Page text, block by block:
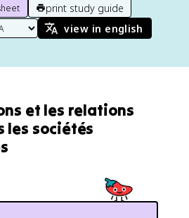
print study guide
view in english
et les relations
les sociétés